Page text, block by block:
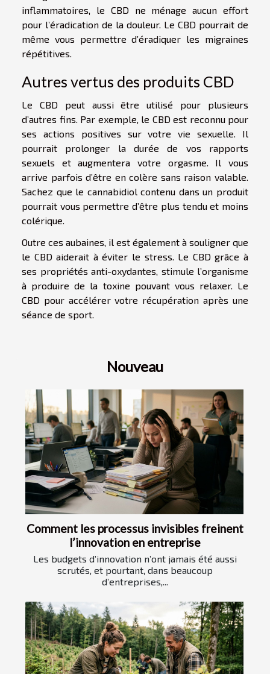
inflammatoires, le CBD ne ménage aucun effort
pour l’éradication de la douleur. Le CBD pourrait de
même vous permettre d’éradiquer les migraines
répétitives.
Autres vertus des produits CBD
Le CBD peut aussi être utilisé pour plusieurs
d’autres fins. Par exemple, le CBD est reconnu pour
ses actions positives sur votre vie sexuelle. Il
pourrait prolonger la durée de vos rapports
sexuels et augmentera votre orgasme. Il vous
arrive parfois d’être en colère sans raison valable.
Sachez que le cannabidiol contenu dans un produit
pourrait vous permettre d’être plus tendu et moins
colérique.
Outre ces aubaines, il est également à souligner que
le CBD aiderait à éviter le stress. Le CBD grâce à
ses propriétés anti-oxydantes, stimule l’organisme
à produire de la toxine pouvant vous relaxer. Le
CBD pour accélérer votre récupération après une
séance de sport.
Nouveau
Comment les processus invisibles freinent
l’innovation en entreprise
Les budgets d’innovation n’ont jamais été aussi
scrutés, et pourtant, dans beaucoup
d’entreprises,...